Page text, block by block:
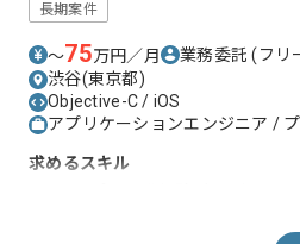
長期案件
〜75万円／月 業務委託(フリ
渋谷(東京都)
Objective-C / iOS
アプリケーションエンジニア /
求めるスキル